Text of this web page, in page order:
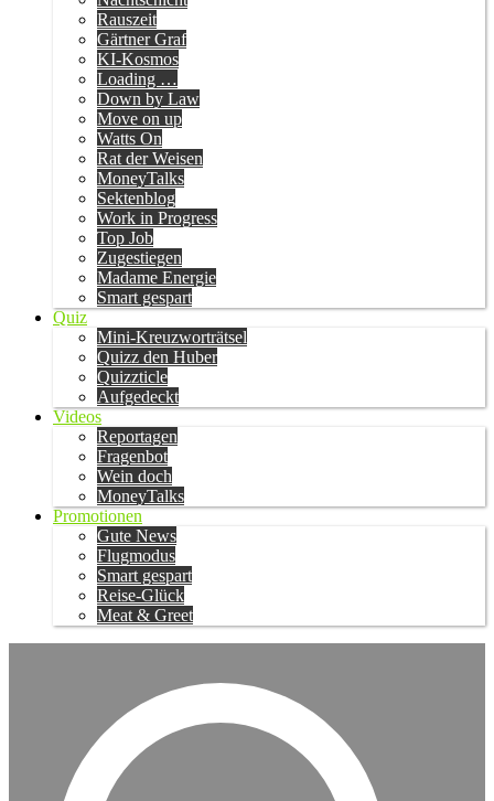
Rauszeit
Gärtner Graf
KI-Kosmos
Loading …
Down by Law
Move on up
Watts On
Rat der Weisen
MoneyTalks
Sektenblog
Work in Progress
Top Job
Zugestiegen
Madame Energie
Smart gespart
Quiz
Mini-Kreuzworträtsel
Quizz den Huber
Quizzticle
Aufgedeckt
Videos
Reportagen
Fragenbot
Wein doch
MoneyTalks
Promotionen
Gute News
Flugmodus
Smart gespart
Reise-Glück
Meat & Greet